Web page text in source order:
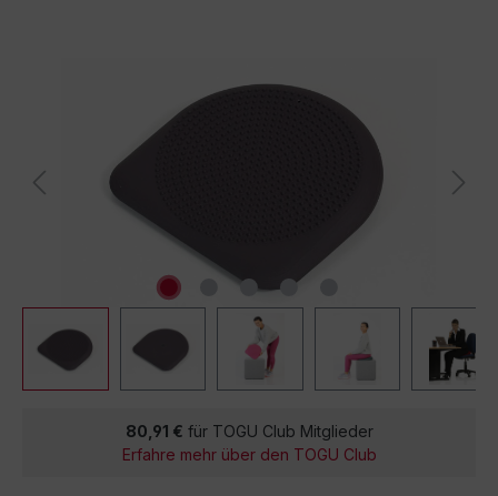
80,91 € für TOGU Club Mitglieder
Erfahre mehr über den TOGU Club